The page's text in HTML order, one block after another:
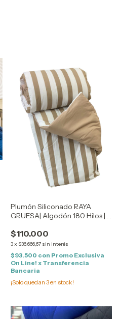
Plumón Siliconado RAYA
GRUESA| Algodón 180 Hilos | 2
$110.000
3x $36.666,67 sin interés
$93.500 con Promo Exclusiva
On Line! x Transferencia
Bancaria
¡Solo quedan 3en stock!